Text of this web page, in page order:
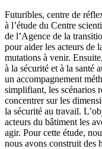
Futuribles, centre de
à l’étude du Centre
de l’Agence de la
pour aider les acteurs de
mutations à venir.
à la sécurité et à la santé
un accompagnement
simplifiant, les scénarios
concentrer sur les
la sécurité au travail.
acteurs du bâtiment les
agir. Pour cette étude,
nous avons construit des